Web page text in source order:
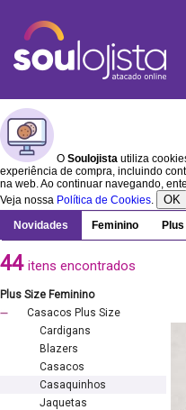
O Soulojista utiliza
experiência de compra, incluindo
na web. Ao continuar navegando,
Veja nossa Política de Cookies. OK
Novidades Feminino
44 itens encontrados
Plus Size Feminino
Casacos Plus Size
Cardigans
Blazers
Casacos
Casaquinhos
Jaquetas